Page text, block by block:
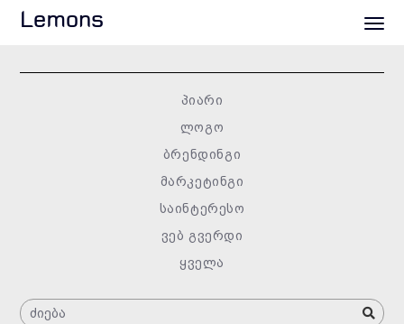
Lemons
პიარი
ლოგო
ბრენდინგი
მარკეტინგი
საინტერესო
ვებ გვერდი
ყველა